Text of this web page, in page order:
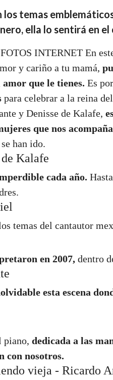
temas
ella lo sentirá en el
INTERNET En
y cariño a tu mamá,
que le tienes. Es
para celebrar a la reina
y Denisse de Kalafe,
que nos
han ido.
Kalafe
cada año.
temas del cantautor
en 2007, dentro
esta escena
piano, dedicada a las
con nosotros.
vieja - Ricardo